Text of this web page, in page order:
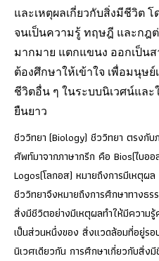
และเหตุผลเกี่ยวกับสิ่งมีชีวิต
จนเป็นความรู้ ทฤษฎี และกฎ
มากมาย แตกแขนง ออกเป็นส
ต้องศึกษาให้เข้าใจ เพื่อมนุษ
ชีวิตอื่น ๆ ในระบบนิเวศน์แล
ยืนยาว
ชีววิทยา (Biology) ชีววิทยา ตรงกับ
ศัพท์มาจากภาษากรีก คือ Bios(ไบอ
Logos(โลกอส) หมายถึงการมีเหตุผ
ชีววิทยาจึงหมายถึงการศึกษาทางธ
สิ่งมีชีวิตอย่างมีเหตุผลทำให้มีความ
เป็นส่วนหนึ่งของ สิ่งแวดล้อมที่อยู่ร
นิเวศเดียวกัน การศึกษาเกี่ยวกับสิ่ง